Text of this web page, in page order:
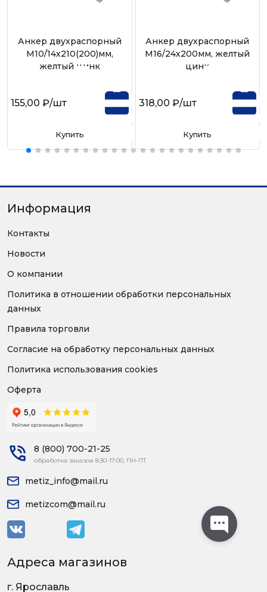
Анкер двухраспорный
М10/14х210(200)мм,
желтый цинк
155,00 ₽/шт
Купить
Анкер двухраспорный
М16/24х200мм, желтый
цинк
318,00 ₽/шт
Купить
Информация
Контакты
Новости
О компании
Политика в отношении обработки персональных
данных
Правила торговли
Согласие на обработку персональных данных
Политика использования cookies
Оферта
8 (800) 700-21-25
обработка заказов 8:30-17:00, ПН-ПТ
metiz_info@mail.ru
metizcom@mail.ru
Адреса магазинов
г. Ярославль